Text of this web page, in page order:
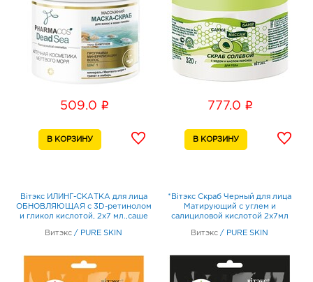
509.0 i 777.0 i
Biтэкc ИЛИНГ-СКАТКА для лица
ОБНОВЛЯЮЩАЯ с 3D-ретинолом
и гликол кислотой, 2х7 мл.,саше
Витэкс / PURE SKIN
*Biтэкc Скраб Черный для лица
Матирующий с углем и
салициловой кислотой 2х7мл
Витэкс / PURE SKIN